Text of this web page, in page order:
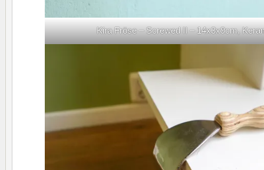
Kira Fröse – Screwed II – 14x3x9cm,